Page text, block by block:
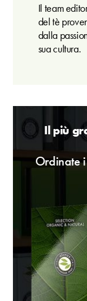
Il team
del tè
dalla
sua cultura.
Il più
Ordinate